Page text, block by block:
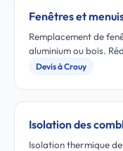
Fenêtres et
Remplacement de
aluminium ou bois.
Devis à Crouy
Isolation des
Isolation thermique